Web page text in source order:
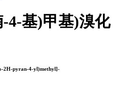
4-基)甲基)溴化
2H-pyran-4-yl)methyl]-